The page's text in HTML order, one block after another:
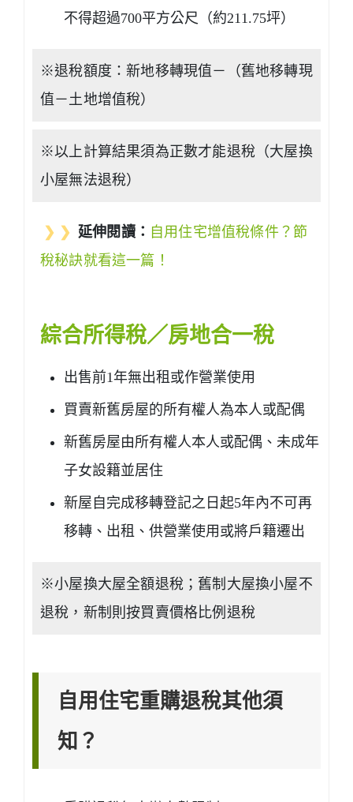
不得超過700平方公尺（約211.75坪）
※退稅額度：新地移轉現值－（舊地移轉現
值－土地增值稅）
※以上計算結果須為正數才能退稅（大屋換
小屋無法退稅）
❯ ❯ 延伸閱讀： 自用住宅增值稅條件？節
稅秘訣就看這一篇！
綜合所得稅／房地合一稅
出售前1年無出租或作營業使用
買賣新舊房屋的所有權人為本人或配偶
新舊房屋由所有權人本人或配偶、未成年
子女設籍並居住
新屋自完成移轉登記之日起5年內不可再
移轉、出租、供營業使用或將戶籍遷出
※小屋換大屋全額退稅；舊制大屋換小屋不
退稅，新制則按買賣價格比例退稅
自用住宅重購退稅其他須
知？